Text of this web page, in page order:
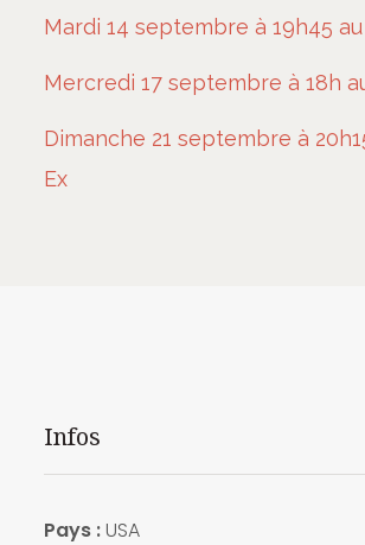
Mardi 14 septembre à 19h45
Mercredi 17 septembre à 18h
Dimanche 21 septembre à
Ex
Infos
Pays :USA